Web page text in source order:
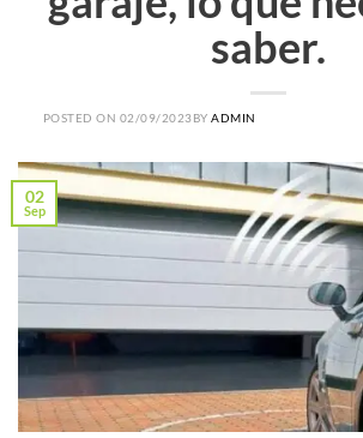
saber.
POSTED ON 02/09/2023 BYADMIN
02
Sep